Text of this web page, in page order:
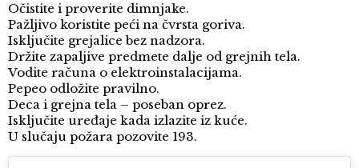
Očistite i proverite dimnjake.
Pažljivo koristite peći na čvrsta goriva.
Isključite grejalice bez nadzora.
Držite zapaljive predmete dalje od grejnih tela.
Vodite računa o elektroinstalacijama.
Pepeo odložite pravilno.
Deca i grejna tela – poseban oprez.
Isključite uređaje kada izlazite iz kuće.
U slučaju požara pozovite 193.